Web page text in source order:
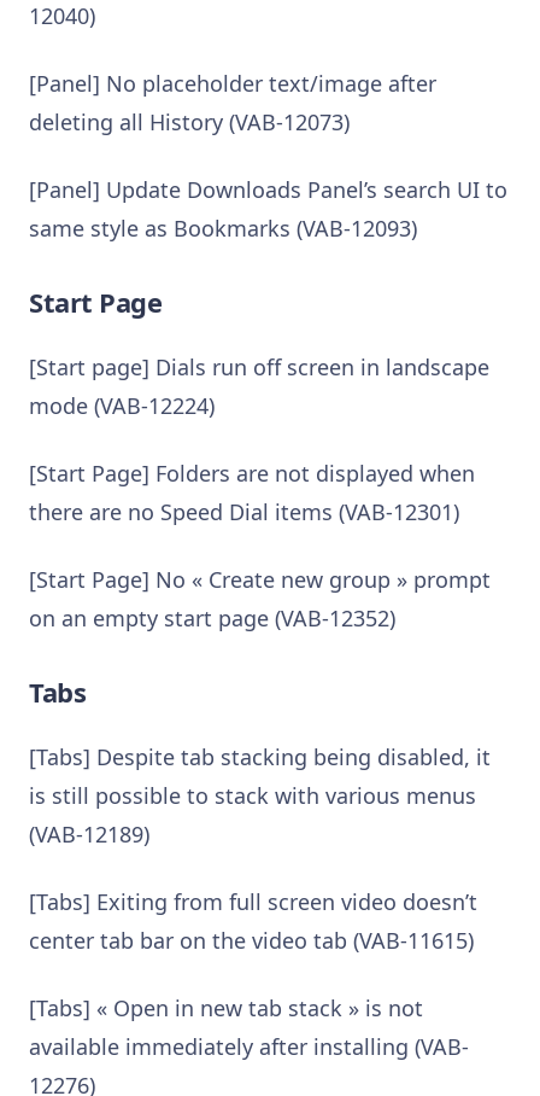
12040)
[Panel] No placeholder text/image after
deleting all History (VAB-12073)
[Panel] Update Downloads Panel’s search UI to
same style as Bookmarks (VAB-12093)
Start Page
[Start page] Dials run off screen in landscape
mode (VAB-12224)
[Start Page] Folders are not displayed when
there are no Speed Dial items (VAB-12301)
[Start Page] No « Create new group » prompt
on an empty start page (VAB-12352)
Tabs
[Tabs] Despite tab stacking being disabled, it
is still possible to stack with various menus
(VAB-12189)
[Tabs] Exiting from full screen video doesn’t
center tab bar on the video tab (VAB-11615)
[Tabs] « Open in new tab stack » is not
available immediately after installing (VAB-
12276)